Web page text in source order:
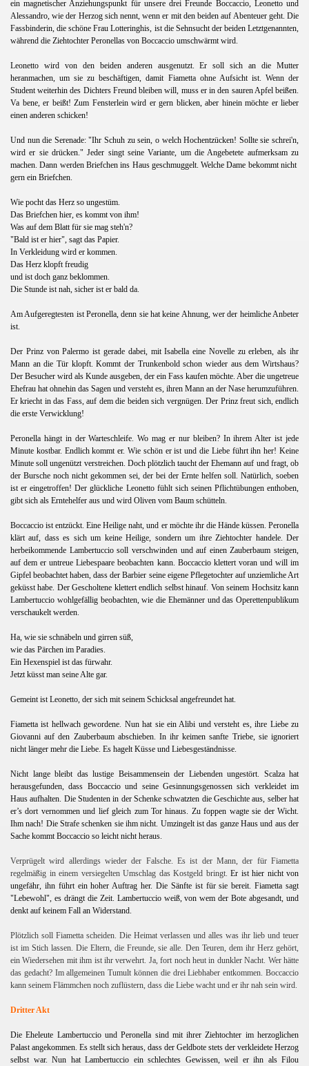
ein magnetischer Anziehungspunkt für unsere drei Freunde Boccaccio, Leonetto und
Alessandro, wie der Herzog sich nennt, wenn er mit den beiden auf Abenteuer geht. Die
Fassbinderin, die schöne Frau Lotteringhis, ist die Sehnsucht der beiden Letztgenannten,
während die Ziehtochter Peronellas von Boccaccio umschwärmt wird.
Leonetto wird von den beiden anderen ausgenutzt. Er soll sich an die Mutter
heranmachen, um sie zu beschäftigen, damit Fiametta ohne Aufsicht ist. Wenn der
Student weiterhin des Dichters Freund bleiben will, muss er in den sauren Apfel beißen.
Va bene, er beißt! Zum Fensterlein wird er gern blicken, aber hinein möchte er lieber
einen anderen schicken!
Und nun die Serenade: "Ihr Schuh zu sein, o welch Hochentzücken! Sollte sie schrei'n,
wird er sie drücken." Jeder singt seine Variante, um die Angebetete aufmerksam zu
machen. Dann werden Briefchen ins Haus geschmuggelt. Welche Dame bekommt nicht
gern ein Briefchen.
Wie pocht das Herz so ungestüm.
Das Briefchen hier, es kommt von ihm!
Was auf dem Blatt für sie mag steh'n?
"Bald ist er hier", sagt das Papier.
In Verkleidung wird er kommen.
Das Herz klopft freudig
und ist doch ganz beklommen.
Die Stunde ist nah, sicher ist er bald da.
Am Aufgeregtesten ist Peronella, denn sie hat keine Ahnung, wer der heimliche Anbeter
ist.
Der Prinz von Palermo ist gerade dabei, mit Isabella eine Novelle zu erleben, als ihr
Mann an die Tür klopft. Kommt der Trunkenbold schon wieder aus dem Wirtshaus?
Der Besucher wird als Kunde ausgeben, der ein Fass kaufen möchte. Aber die ungetreue
Ehefrau hat ohnehin das Sagen und versteht es, ihren Mann an der Nase herumzuführen.
Er kriecht in das Fass, auf dem die beiden sich vergnügen. Der Prinz freut sich, endlich
die erste Verwicklung!
Peronella hängt in der Warteschleife. Wo mag er nur bleiben? In ihrem Alter ist jede
Minute kostbar. Endlich kommt er. Wie schön er ist und die Liebe führt ihn her! Keine
Minute soll ungenützt verstreichen. Doch plötzlich taucht der Ehemann auf und fragt, ob
der Bursche noch nicht gekommen sei, der bei der Ernte helfen soll. Natürlich, soeben
ist er eingetroffen! Der glückliche Leonetto fühlt sich seinen Pflichtübungen enthoben,
gibt sich als Erntehelfer aus und wird Oliven vom Baum schütteln.
Boccaccio ist entzückt. Eine Heilige naht, und er möchte ihr die Hände küssen. Peronella
klärt auf, dass es sich um keine Heilige, sondern um ihre Ziehtochter handele. Der
herbeikommende Lambertuccio soll verschwinden und auf einen Zauberbaum steigen,
auf dem er untreue Liebespaare beobachten kann. Boccaccio klettert voran und will im
Gipfel beobachtet haben, dass der Barbier seine eigene Pflegetochter auf unziemliche Art
geküsst habe. Der Gescholtene klettert endlich selbst hinauf. Von seinem Hochsitz kann
Lambertuccio wohlgefällig beobachten, wie die Ehemänner und das Operettenpublikum
verschaukelt werden.
Ha, wie sie schnäbeln und girren süß,
wie das Pärchen im Paradies.
Ein Hexenspiel ist das fürwahr.
Jetzt küsst man seine Alte gar.
Gemeint ist Leonetto, der sich mit seinem Schicksal angefreundet hat.
Fiametta ist hellwach gewordene. Nun hat sie ein Alibi und versteht es, ihre Liebe zu
Giovanni auf den Zauberbaum abschieben. In ihr keimen sanfte Triebe, sie ignoriert
nicht länger mehr die Liebe. Es hagelt Küsse und Liebesgeständnisse.
Nicht lange bleibt das lustige Beisammensein der Liebenden ungestört. Scalza hat
herausgefunden, dass Boccaccio und seine Gesinnungsgenossen sich verkleidet im
Haus aufhalten. Die Studenten in der Schenke schwatzten die Geschichte aus, selber hat
er’s dort vernommen und lief gleich zum Tor hinaus. Zu foppen wagte sie der Wicht.
Ihm nach! Die Strafe schenken sie ihm nicht. Umzingelt ist das ganze Haus und aus der
Sache kommt Boccaccio so leicht nicht heraus.
Verprügelt wird allerdings wieder der Falsche. Es ist der Mann, der für Fiametta
regelmäßig in einem versiegelten Umschlag das Kostgeld bringt. Er ist hier nicht von
ungefähr, ihn führt ein hoher Auftrag her. Die Sänfte ist für sie bereit. Fiametta sagt
"Lebewohl", es drängt die Zeit. Lambertuccio weiß, von wem der Bote abgesandt, und
denkt auf keinem Fall an Widerstand.
Plötzlich soll Fiametta scheiden. Die Heimat verlassen und alles was ihr lieb und teuer
ist im Stich lassen. Die Eltern, die Freunde, sie alle. Den Teuren, dem ihr Herz gehört,
ein Wiedersehen mit ihm ist ihr verwehrt. Ja, fort noch heut in dunkler Nacht. Wer hätte
das gedacht? Im allgemeinen Tumult können die drei Liebhaber entkommen. Boccaccio
kann seinem Flämmchen noch zuflüstern, dass die Liebe wacht und er ihr nah sein wird.
Dritter Akt
Die Eheleute Lambertuccio und Peronella sind mit ihrer Ziehtochter im herzoglichen
Palast angekommen. Es stellt sich heraus, dass der Geldbote stets der verkleidete Herzog
selbst war. Nun hat Lambertuccio ein schlechtes Gewissen, weil er ihn als Filou